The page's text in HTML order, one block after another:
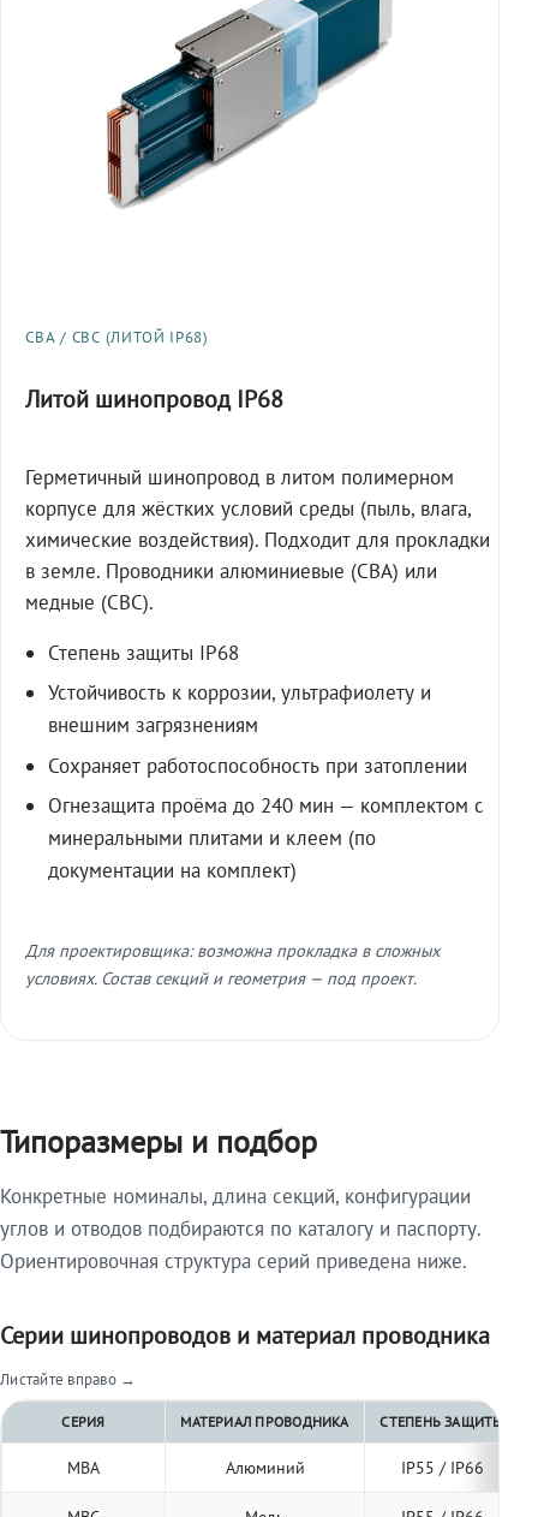
СВА / СВС (ЛИТОЙ IP68)
Литой шинопровод IP68
Герметичный шинопровод в литом полимерном
корпусе для жёстких условий среды (пыль, влага,
химические воздействия). Подходит для прокладки
в земле. Проводники алюминиевые (СВА) или
медные (СВС).
Степень защиты IP68
Устойчивость к коррозии, ультрафиолету и
внешним загрязнениям
Сохраняет работоспособность при затоплении
Огнезащита проёма до 240 мин — комплектом с
минеральными плитами и клеем (по
документации на комплект)
Для проектировщика: возможна прокладка в сложных
условиях. Состав секций и геометрия — под проект.
Типоразмеры и подбор
Конкретные номиналы, длина секций, конфигурации
углов и отводов подбираются по каталогу и паспорту.
Ориентировочная структура серий приведена ниже.
Серии шинопроводов и материал проводника
Листайте вправо →
СЕРИЯ МАТЕРИАЛ ПРОВОДНИКА СТЕПЕНЬ ЗАЩИТЫ
МВА Алюминий IP55 / IP66